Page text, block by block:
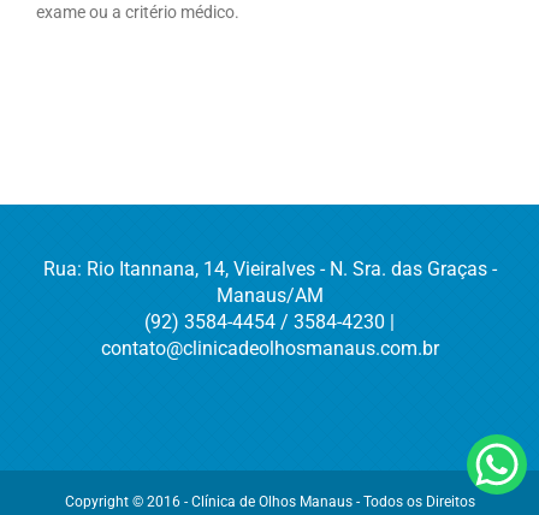
exame ou a critério médico.
Rua: Rio Itannana, 14, Vieiralves - N. Sra. das Graças -
Manaus/AM
(92) 3584-4454 / 3584-4230 |
contato@clinicadeolhosmanaus.com.br
Copyright © 2016 - Clínica de Olhos Manaus - Todos os Direitos